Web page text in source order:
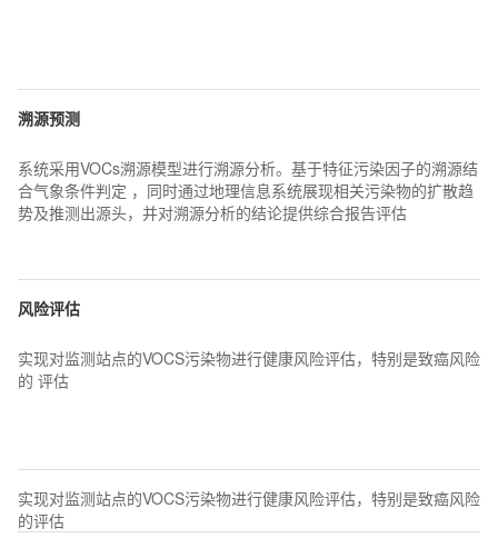
溯源预测
系统采用VOCs溯源模型进行溯源分析。基于特征污染因子的溯源结
合气象条件判定 ，同时通过地理信息系统展现相关污染物的扩散趋
势及推测出源头，并对溯源分析的结论提供综合报告评估
风险评估
实现对监测站点的VOCS污染物进行健康风险评估，特别是致癌风险
的 评估
实现对监测站点的VOCS污染物进行健康风险评估，特别是致癌风险
的评估